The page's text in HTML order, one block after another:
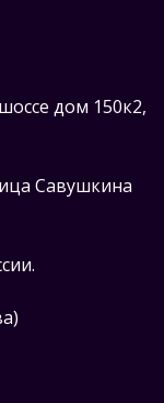
дом 150к2,
Савушкина